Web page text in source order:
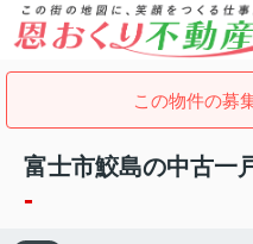
この物件の募
富士市鮫島の中古一
-